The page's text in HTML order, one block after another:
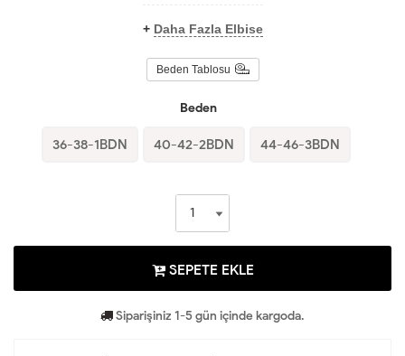
+ Daha Fazla Elbise
Beden Tablosu
Beden
36-38-1BDN 40-42-2BDN 44-46-3BDN
SEPETE EKLE
Siparişiniz 1-5 gün içinde kargoda.